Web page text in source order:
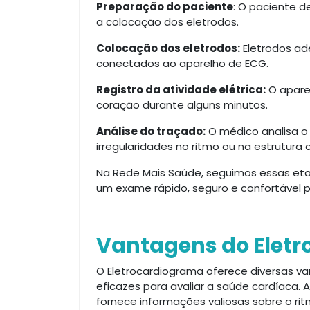
Preparação do paciente: O paciente
a colocação dos eletrodos.
Colocação dos eletrodos:Eletrodos
conectados ao aparelho de ECG.
Registro da atividade elétrica:O
coração durante alguns minutos.
Análise do traçado:O médico analisa
irregularidades no ritmo ou na estrutura
Na Rede Mais Saúde, seguimos essas
um exame rápido, seguro e confortável
Vantagens do
O Eletrocardiograma oferece diversas
eficazes para avaliar a saúde cardíaca.
fornece informações valiosas sobre o